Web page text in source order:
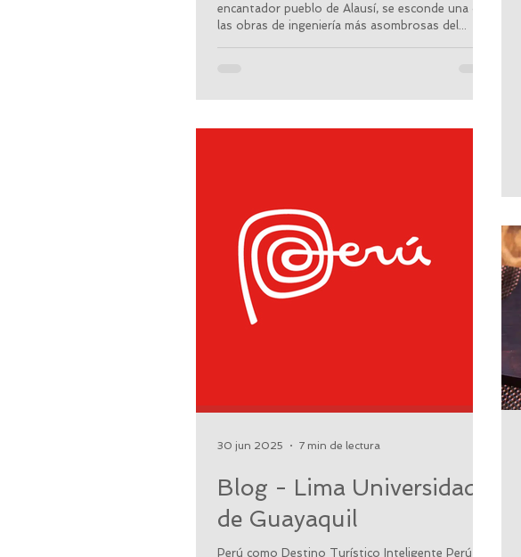
encantador pueblo de Alausí, se esconde una de
las obras de ingeniería más asombrosas del...
Blog - Lima Universidad
de Guayaquil
Perú como Destino Turístico Inteligente Perú ha
30 jun 2025 7 min de lectura